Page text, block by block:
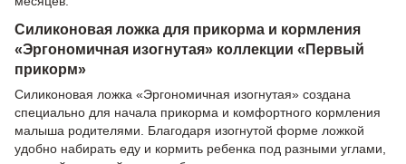
Силиконовая ложка для прикорма и кормления
«Эргономичная изогнутая» коллекции «Первый
прикорм»
Силиконовая ложка «Эргономичная изогнутая» создана
специально для начала прикорма и комфортного кормления
малыша родителями. Благодаря изогнутой форме ложкой
удобно набирать еду и кормить ребенка под разными углами,